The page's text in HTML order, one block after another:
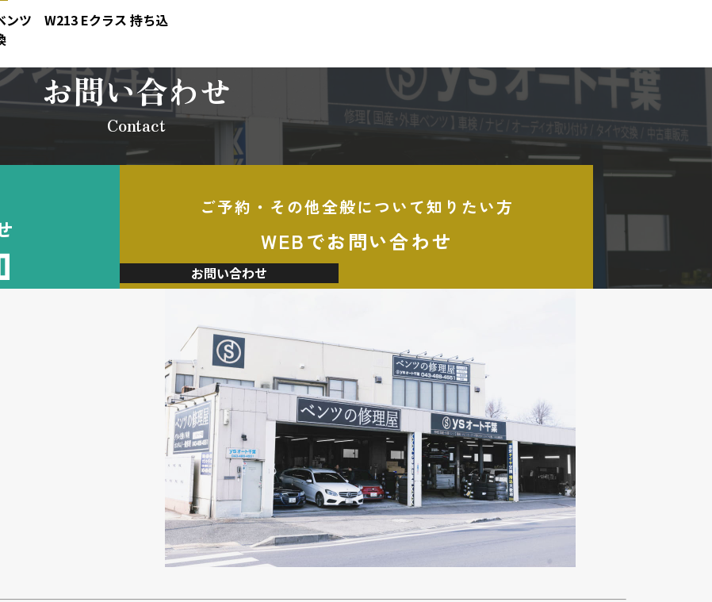
ンツ W213 Eクラス 持ち込
お問い合わせ
Contact
ご予約・その他全般について知りたい方
WEBでお問い合わせ
お問い合わせ